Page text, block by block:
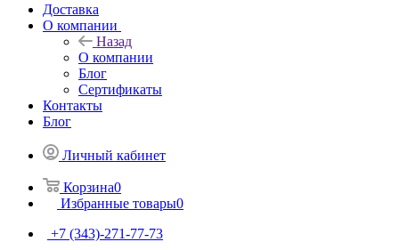
Доставка
О компании
Назад
О компании
Блог
Сертификаты
Контакты
Блог
Личный кабинет
Корзина0
Избранные товары0
+7 (343)-271-77-73